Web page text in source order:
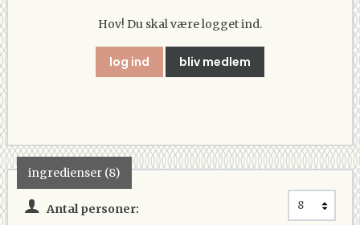
Hov! Du skal være logget ind.
log ind bliv medlem
ingredienser (8)
Antal personer: